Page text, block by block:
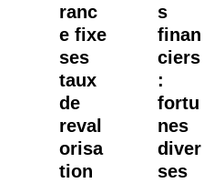
ranc
e fixe
ses
taux
de
reval
orisa
tion
s
finan
ciers
:
fortu
nes
diver
ses